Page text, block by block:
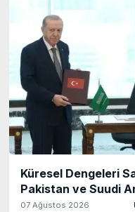
Küresel Dengeleri
Pakistan ve Suudi
07 Ağustos 2026